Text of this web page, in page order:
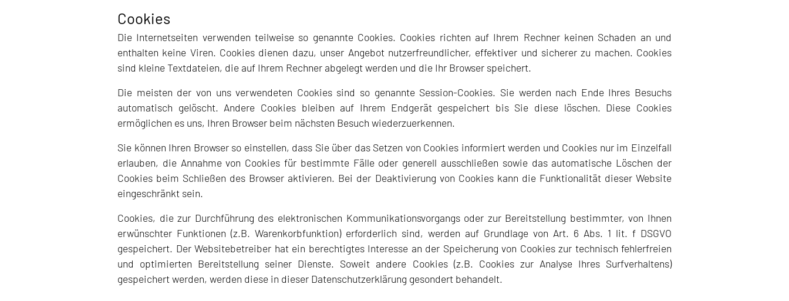
Cookies
Die Internetseiten verwenden teilweise so genannte Cookies. Cookies richten auf Ihrem Rechner keinen Schaden an und
enthalten keine Viren. Cookies dienen dazu, unser Angebot nutzerfreundlicher, effektiver und sicherer zu machen. Cookies
sind kleine Textdateien, die auf Ihrem Rechner abgelegt werden und die Ihr Browser speichert.
Die meisten der von uns verwendeten Cookies sind so genannte Session-Cookies. Sie werden nach Ende Ihres Besuchs
automatisch gelöscht. Andere Cookies bleiben auf Ihrem Endgerät gespeichert bis Sie diese löschen. Diese Cookies
ermöglichen es uns, Ihren Browser beim nächsten Besuch wiederzuerkennen.
Sie können Ihren Browser so einstellen, dass Sie über das Setzen von Cookies informiert werden und Cookies nur im Einzelfall
erlauben, die Annahme von Cookies für bestimmte Fälle oder generell ausschließen sowie das automatische Löschen der
Cookies beim Schließen des Browser aktivieren. Bei der Deaktivierung von Cookies kann die Funktionalität dieser Website
eingeschränkt sein.
Cookies, die zur Durchführung des elektronischen Kommunikationsvorgangs oder zur Bereitstellung bestimmter, von Ihnen
erwünschter Funktionen (z.B. Warenkorbfunktion) erforderlich sind, werden auf Grundlage von Art. 6 Abs. 1 lit. f DSGVO
gespeichert. Der Websitebetreiber hat ein berechtigtes Interesse an der Speicherung von Cookies zur technisch fehlerfreien
und optimierten Bereitstellung seiner Dienste. Soweit andere Cookies (z.B. Cookies zur Analyse Ihres Surfverhaltens)
gespeichert werden, werden diese in dieser Datenschutzerklärung gesondert behandelt.